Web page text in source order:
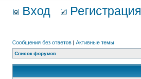
Вход Регистрация
Сообщения без ответов | Активные темы
Список форумов